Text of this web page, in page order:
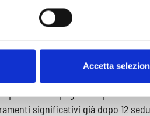
Accetta
psicoterapia individuale
sono
in base alle necessità del
attiva e regolare è
varia
e l’impegno del paziente
significativi già dopo 12